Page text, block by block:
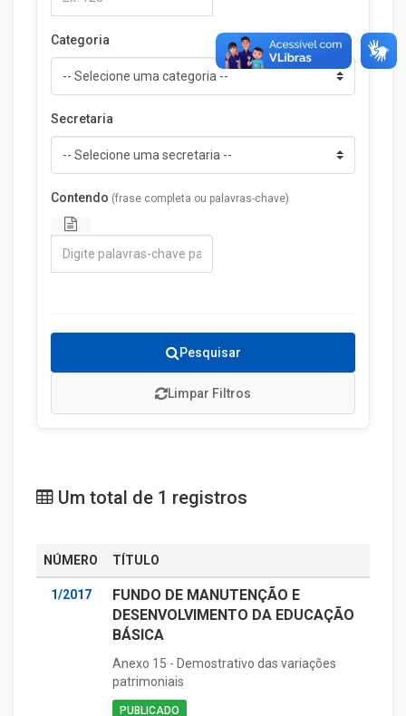
Categoria
Secretaria
Contendo (frase completa ou palavras-chave)
Limpar Filtros
Pesquisar
Um total de 1 registros
NÚMERO TÍTULO
1/2017
FUNDO DE MANUTENÇÃO E
DESENVOLVIMENTO DA EDUCAÇÃO
BÁSICA
Anexo 15 - Demostrativo das variações
patrimoniais
PUBLICADO